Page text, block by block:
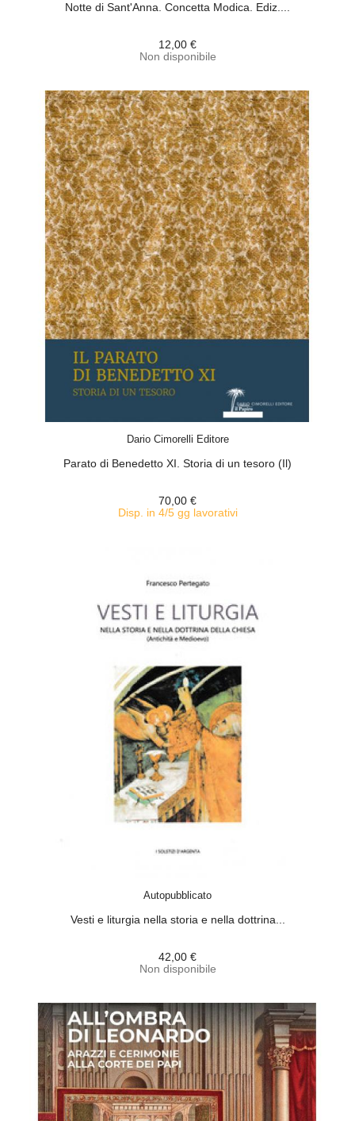
Notte di Sant'Anna. Concetta Modica. Ediz....
12,00 €
Non disponibile
Dario Cimorelli Editore
Parato di Benedetto XI. Storia di un tesoro (Il)
70,00 €
Disp. in 4/5 gg lavorativi
Autopubblicato
Vesti e liturgia nella storia e nella dottrina...
42,00 €
Non disponibile